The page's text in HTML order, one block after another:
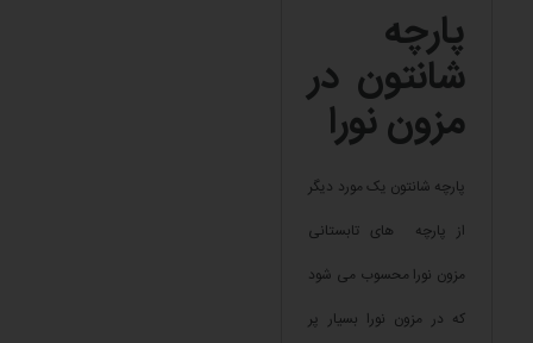
پارچه
شانتون در
مزون نورا
پارچه شانتون یک مورد دیگر
از پارچه های تابستانی
مزون نورا محسوب می شود
که در مزون نورا بسیار پر